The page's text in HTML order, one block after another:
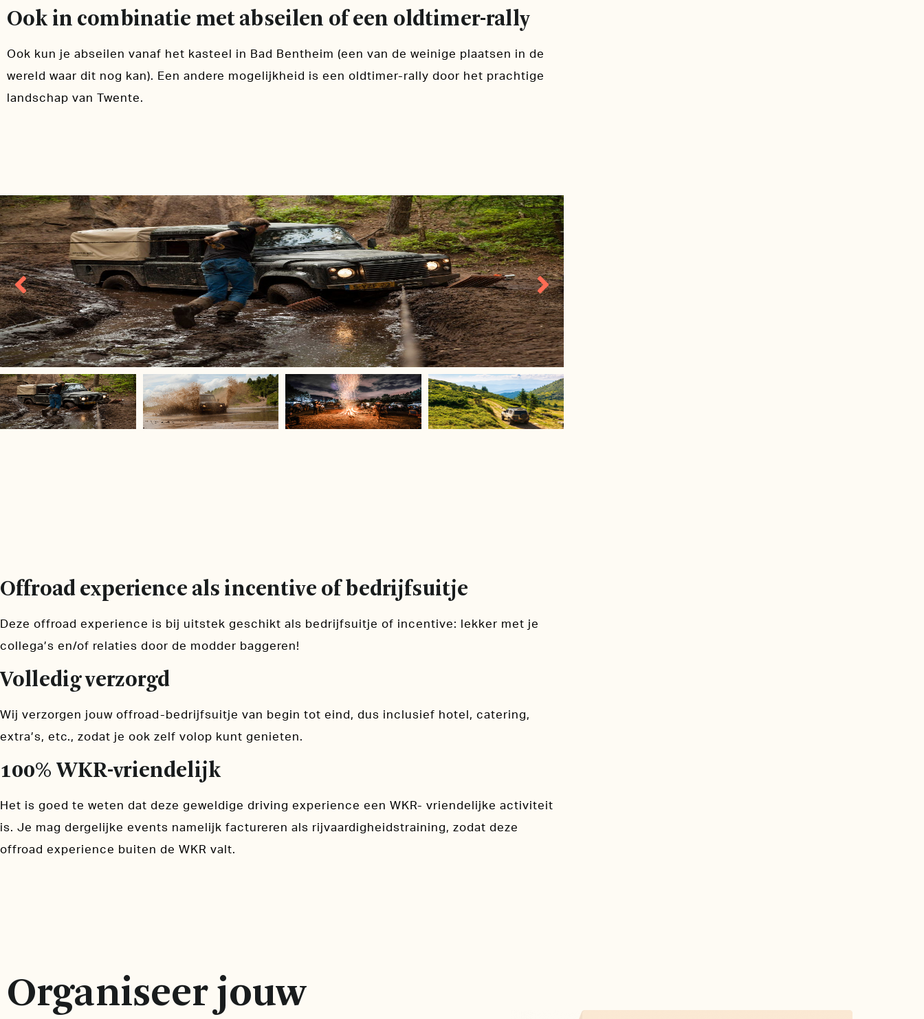
Ook in combinatie met abseilen of een oldtimer-rally
Ook kun je abseilen vanaf het kasteel in Bad Bentheim (een van de weinige plaatsen in de
wereld waar dit nog kan). Een andere mogelijkheid is een oldtimer-rally door het prachtige
landschap van Twente.
Offroad experience als incentive of bedrijfsuitje
Deze offroad experience is bij uitstek geschikt als bedrijfsuitje of incentive: lekker met je
collega’s en/of relaties door de modder baggeren!
Volledig verzorgd
Wij verzorgen jouw offroad-bedrijfsuitje van begin tot eind, dus inclusief hotel, catering,
extra’s, etc., zodat je ook zelf volop kunt genieten.
100% WKR-vriendelijk
Het is goed te weten dat deze geweldige driving experience een WKR- vriendelijke activiteit
is. Je mag dergelijke events namelijk factureren als rijvaardigheidstraining, zodat deze
offroad experience buiten de WKR valt.
Organiseer jouw